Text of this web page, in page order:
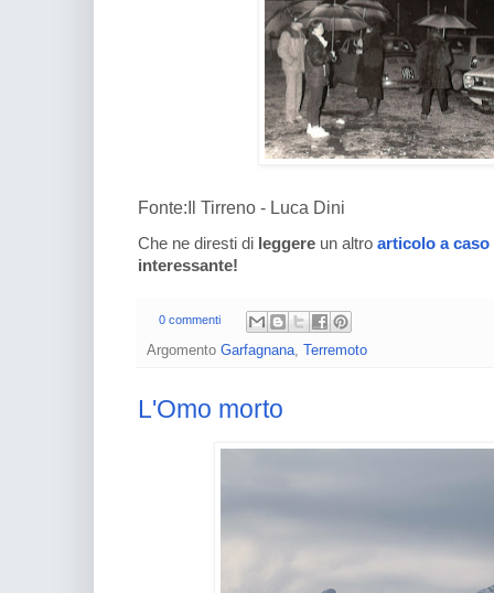
Fonte:Il Tirreno - Luca Dini
Che ne diresti di leggere un altro articolo a caso
interessante!
0 commenti
Argomento Garfagnana Terremoto
L'Omo morto